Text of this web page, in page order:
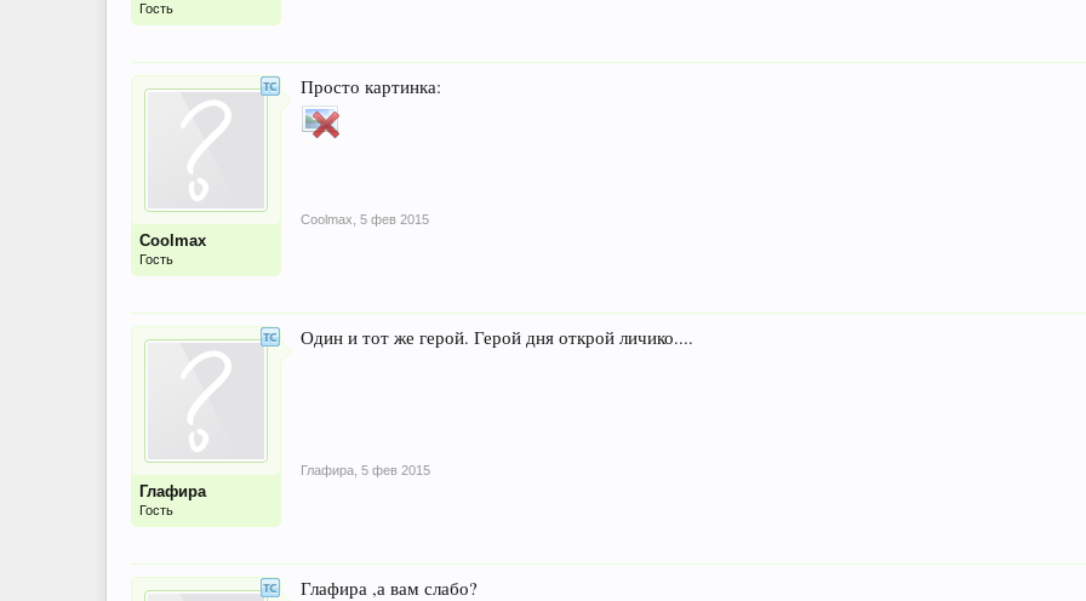
Гость
Coolmax
Гость
Просто картинка:
Coolmax 5 фев 2015
Глафира
Гость
Один и тот же герой. Герой дня открой личико....
Глафира 5 фев 2015
Глафира ,а вам слабо?